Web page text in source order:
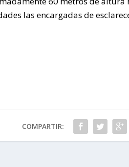
las encargadas de
COMPARTIR: